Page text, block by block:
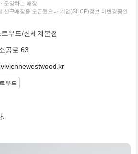
운영하는 매장
신규매장을 오픈했으나 기업(SHOP)정보 미변경중인
우드/신세계본점
공로 63
우드